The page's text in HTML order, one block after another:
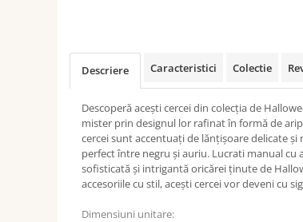
Descriere Caracteristici Colectie
Descoperă acești cercei din colecția de
mister prin designul lor rafinat în formă de
cercei sunt accentuați de lănțișoare delicate
perfect între negru și auriu. Lucrati manual cu
sofisticată și intrigantă oricărei ținute de
accesoriile cu stil, acești cercei vor deveni cu
Dimensiuni unitare: